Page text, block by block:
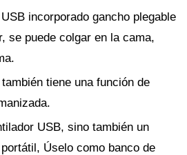
incorporado gancho plegable
se puede colgar en la cama,
tiene una función de
USB, sino también un
Úselo como banco de